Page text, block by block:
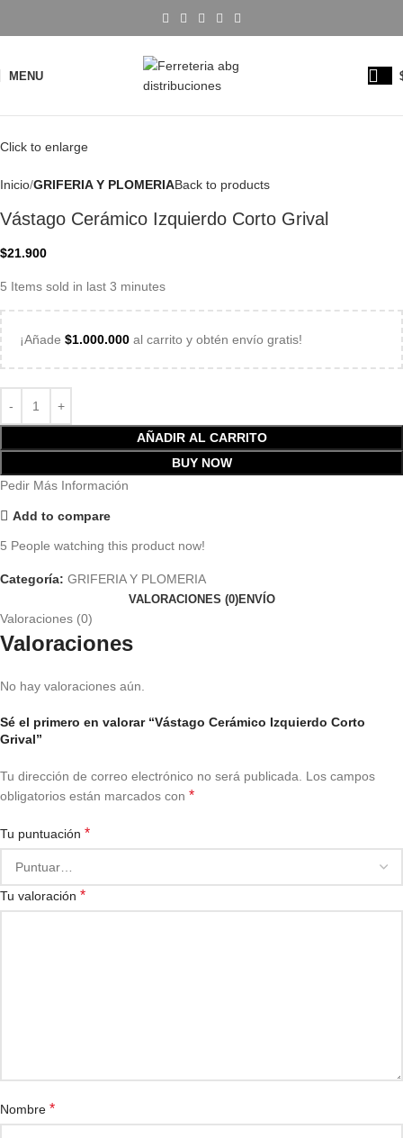
MENU
Click to enlarge
Inicio GRIFERIA Y PLOMERIABack to products
Vástago Cerámico Izquierdo Corto Grival
$21.900
5 Items sold in last 3 minutes
¡Añade $1.000.000 al carrito y obtén envío gratis!
AÑADIR AL CARRITO
BUY NOW
Pedir Más Información
Add to compare
5 People watching this product now!
Categoría: GRIFERIA Y PLOMERIA
VALORACIONES (0)ENVÍO
Valoraciones (0)
Valoraciones
No hay valoraciones aún.
Sé el primero en valorar “Vástago Cerámico Izquierdo Corto
Grival”
Tu dirección de correo electrónico no será publicada. Los campos
obligatorios están marcados con *
Tu puntuación *
Tu valoración *
Nombre *